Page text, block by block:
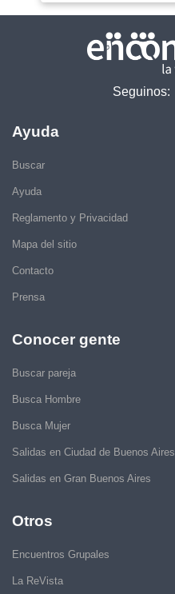
Seguinos:
Ayuda
Buscar
Ayuda
Reglamento y Privacidad
Mapa del sitio
Contacto
Prensa
Conocer gente
Buscar pareja
Busca Hombre
Busca Mujer
Salidas en Ciudad de Buenos Aires
Salidas en Gran Buenos Aires
Otros
Encuentros Grupales
La ReVista